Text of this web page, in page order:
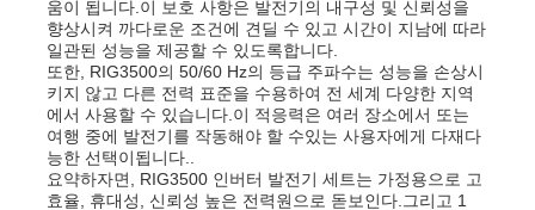
연락처
뉴스
움이 됩니다.이 보호 사항은 발전기의 내구성 및 신뢰성을
향상시켜 까다로운 조건에 견딜 수 있고 시간이 지남에 따라
일관된 성능을 제공할 수 있도록합니다.
또한, RIG3500의 50/60 Hz의 등급 주파수는 성능을 손상시
키지 않고 다른 전력 표준을 수용하여 전 세계 다양한 지역
에서 사용할 수 있습니다.이 적응력은 여러 장소에서 또는
여행 중에 발전기를 작동해야 할 수있는 사용자에게 다재다
능한 선택이됩니다..
요약하자면, RIG3500 인버터 발전기 세트는 가정용으로 고
효율, 휴대성, 신뢰성 높은 전력원으로 돋보인다.그리고 1